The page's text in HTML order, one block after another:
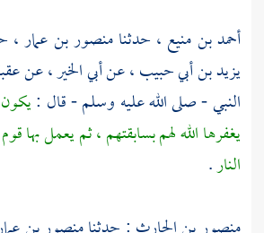
أحمد بن منيع ، حدثنامنصور بن عمار،
يزيد بن أبي حبيب، عنأبي الخير، عن
النبي - صلى الله عليه وسلم - قال :
يغفرها الله لهم بسابقتهم ، ثم يعمل بها
النار.